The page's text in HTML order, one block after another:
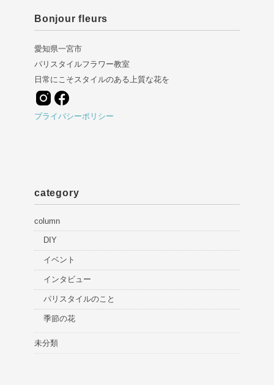
Bonjour fleurs
愛知県一宮市
パリスタイルフラワー教室
日常にこそスタイルのある上質な花を
プライバシーポリシー
category
column
DIY
イベント
インタビュー
パリスタイルのこと
季節の花
未分類